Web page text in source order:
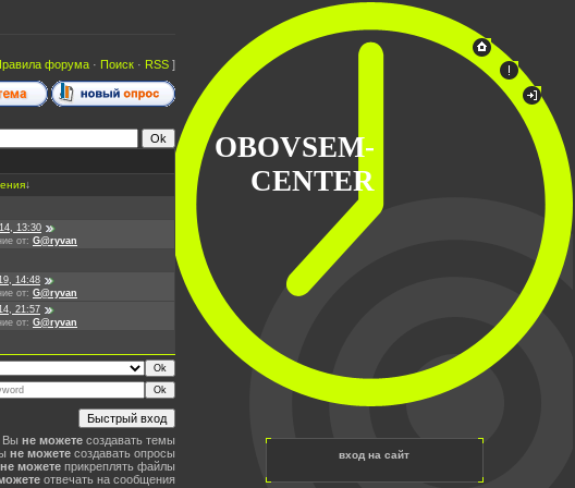
форума · Поиск · RSS ]
↓
13:30
от: G@ryvan
14:48
от: G@ryvan
21:57
от: G@ryvan
Вы не можете создавать темы
не можете создавать опросы
не можете прикреплять файлы
отвечать на сообщения
OBOVSEM-
CENTER
вход на сайт